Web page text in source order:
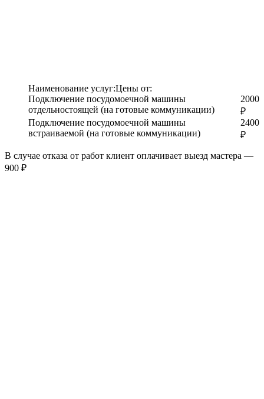
Наименование услуг:Цены от:
Подключение посудомоечной машины
отдельностоящей (на готовые коммуникации)
2000
₽
Подключение посудомоечной машины
встраиваемой (на готовые коммуникации)
2400
₽
В случае отказа от работ клиент оплачивает выезд мастера —
900 ₽